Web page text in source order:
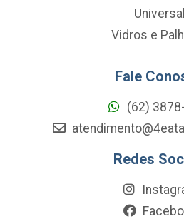
Universal
Vidros e
Fale
(62)
Redes